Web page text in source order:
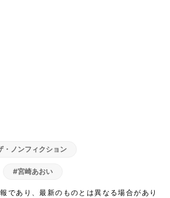
・ノンフィクション
#宮崎あおい
であり、最新のものとは異なる場合があり